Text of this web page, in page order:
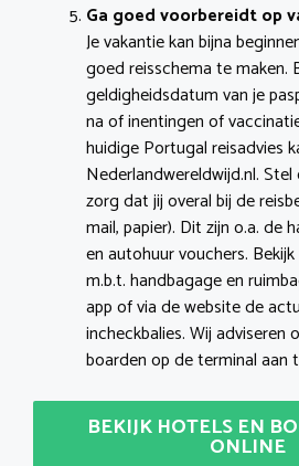
Ga goed voorbereidt op
Je vakantie kan bijna
goed reisschema te maken.
geldigheidsdatum van je
na of inentingen of
huidige Portugal reisadvies
Nederlandwereldwijd.nl.
zorg dat jij overal bij de
mail, papier). Dit zijn o.a. de
en autohuur vouchers.
m.b.t. handbagage en
app of via de website de
incheckbalies. Wij adviseren
boarden op de terminal aan
BEKIJK HOTELS EN
ONLINE